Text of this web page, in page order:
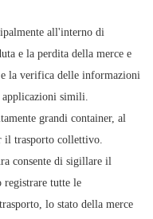
all'interno di
e la perdita della merce e
la verifica delle informazioni
applicazioni simili.
grandi container, al
il trasporto collettivo.
consente di sigillare il
registrare tutte le
lo stato della merce